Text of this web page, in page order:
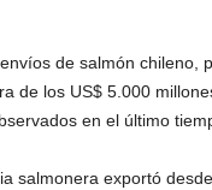
de salmón chileno,
de los US$ 5.000
en el último
salmonera exportó